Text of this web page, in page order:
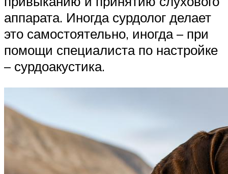
аппарата. Иногда сурдолог делает
это самостоятельно, иногда – при
помощи специалиста по настройке
– сурдоакустика.